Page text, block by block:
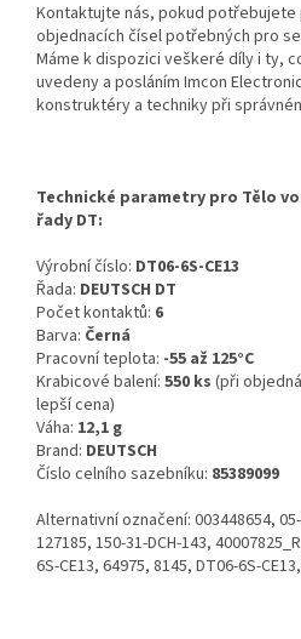
Kontaktujte nás, pokud
objednacích čísel potřebných pro
Máme k dispozici veškeré díly i ty,
uvedeny a posláním Imcon
konstruktéry a techniky při
Technické parametry pro Tělo
řady DT:
Výrobní číslo: DT06-6S-CE13
Řada: DEUTSCH DT
Počet kontaktů: 6
Barva: Černá
Pracovní teplota: -55 až 125°C
Krabicové balení: 550 ks (při
lepší cena)
Váha: 12,1 g
Brand: DEUTSCH
Číslo celního sazebníku: 85389099
Alternativní označení: 003448654,
127185, 150-31-DCH-143,
6S-CE13, 64975, 8145, DT06-6S-